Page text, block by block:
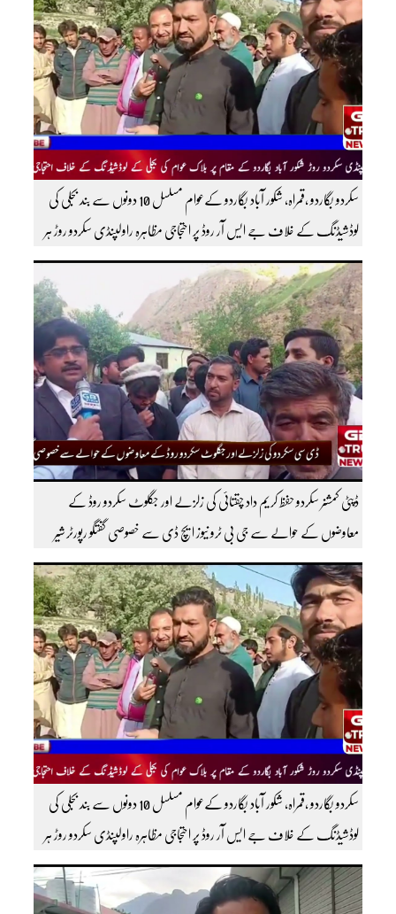
سکردو بگاردو ،قمراہ، شکور آباد بگاردو کےعوام مسلسل 10 دونوں سے بند بجلی کی
لوڈشیڈنگ کے خلاف جے ایس آر روڈ پر احتجاجی مظاہرہ راولپنڈی سکردو روڑ ہر
قسم کی ٹریفک کے لئے بند۔۔ مزید اپڈیٹس کے لیے ہمارے یوٹیوب چینل کو
سبسکرائب کریں
ڈپٹی کمشنر سکردو حفظ کریم داد چقتائی کی زلزلے اور جگلوٹ سکردو روڈ کے
معاوضوں کے حوالے سے جی بی ٹرو نیوز ایچ ڈی سے خصوصی گفتگو رپورٹر شیر
افضل روندو
سکردو بگاردو ،قمراہ، شکور آباد بگاردو کےعوام مسلسل 10 دونوں سے بند بجلی کی
لوڈشیڈنگ کے خلاف جے ایس آر روڈ پر احتجاجی مظاہرہ راولپنڈی سکردو روڑ ہر
قسم کی ٹریفک کے لئے بند۔۔ مزید اپڈیٹس کے لیے ہمارے یوٹیوب چینل کو
سبسکرائب کریں